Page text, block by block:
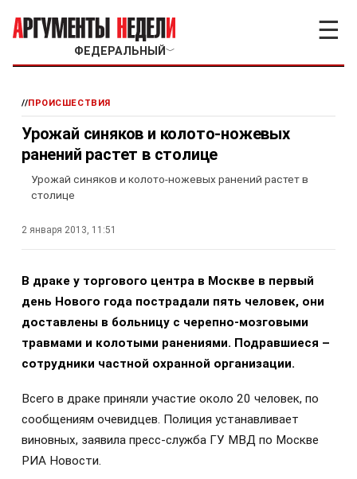
ФЕДЕРАЛЬНЫЙ ﹀
☰
//ПРОИСШЕСТВИЯ
Урожай синяков и колото-ножевых
ранений растет в столице
Урожай синяков и колото-ножевых ранений растет в
столице
2 января 2013, 11:51
В драке у торгового центра в Москве в первый
день Нового года пострадали пять человек, они
доставлены в больницу с черепно-мозговыми
травмами и колотыми ранениями. Подравшиеся –
сотрудники частной охранной организации.
Всего в драке приняли участие около 20 человек, по
сообщениям очевидцев. Полиция устанавливает
виновных, заявила пресс-служба ГУ МВД по Москве
РИА Новости.